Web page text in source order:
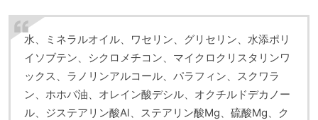
水、ミネラルオイル、ワセリン、グリセリン、水添ポリ
イソブテン、シクロメチコン、マイクロクリスタリンワ
ックス、ラノリンアルコール、パラフィン、スクワラ
ン、ホホバ油、オレイン酸デシル、オクチルドデカノー
ル、ジステアリン酸Al、ステアリン酸Mg、硫酸Mg、ク